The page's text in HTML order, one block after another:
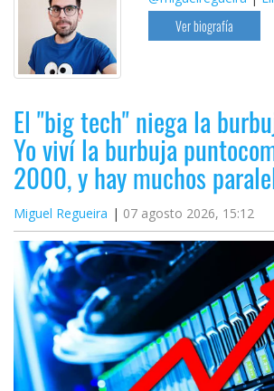
Ver biografía
El "big tech" niega la
Yo viví la burbuja
2000, y hay muchos
Miguel Regueira 07 agosto 2026, 15:12